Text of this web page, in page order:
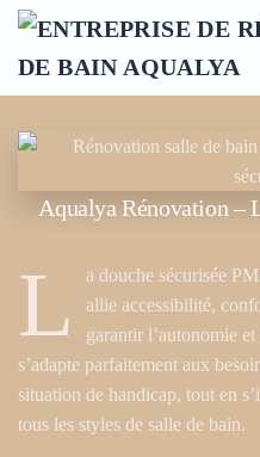
Accéder au contenu
Aqualya Rénovation –
L
a douche sécurisée
allie accessibilité,
garantir l’autonomie
s’adapte parfaitement aux
situation de handicap, tout en
tous les styles de salle de bain.